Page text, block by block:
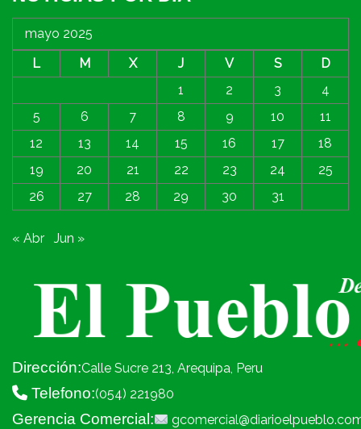
mayo 2025
L
M X J V S
D
1
2 3
4
5
6 7 8 9 10
11
12
13 14 15 16 17
18
19
20 21 22 23 24
25
26
27 28 29 30 31
« Abr Jun »
Dirección:Calle Sucre 213, Arequipa, Peru
Telefono:(054) 221980
Gerencia Comercial: